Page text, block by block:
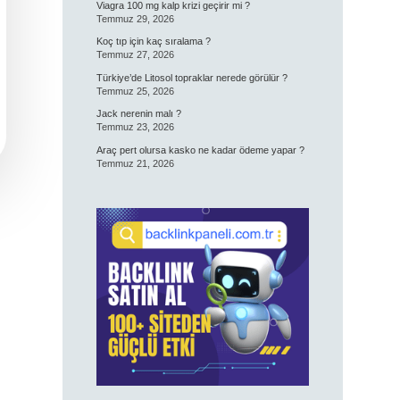
Viagra 100 mg kalp krizi geçirir mi ?
Temmuz 29, 2026
Koç tıp için kaç sıralama ?
Temmuz 27, 2026
Türkiye’de Litosol topraklar nerede görülür ?
Temmuz 25, 2026
Jack nerenin malı ?
Temmuz 23, 2026
Araç pert olursa kasko ne kadar ödeme yapar ?
Temmuz 21, 2026